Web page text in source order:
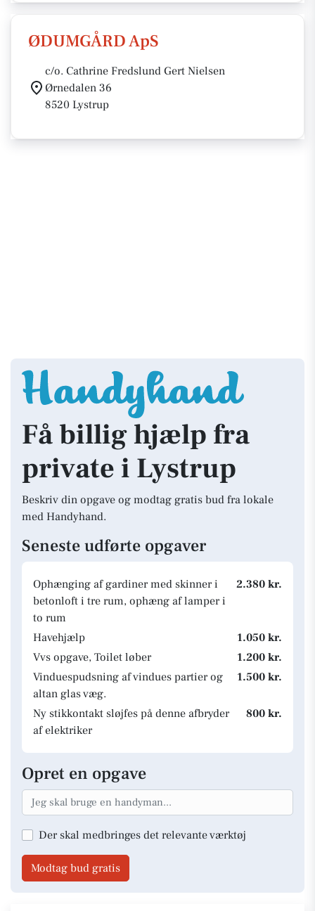
ØDUMGÅRD ApS
c/o. Cathrine Fredslund Gert Nielsen
Ørnedalen 36
8520 Lystrup
Få billig hjælp fra
private i Lystrup
Beskriv din opgave og modtag gratis bud fra lokale
med Handyhand.
Seneste udførte opgaver
Ophænging af gardiner med skinner i
betonloft i tre rum, ophæng af lamper i
to rum
2.380 kr.
Havehjælp
1.050 kr.
Vvs opgave, Toilet løber
1.200 kr.
Vinduespudsning af vindues partier og
altan glas væg.
1.500 kr.
Ny stikkontakt sløjfes på denne afbryder
af elektriker
800 kr.
Opret en opgave
Der skal medbringes det relevante værktøj
Modtag bud gratis